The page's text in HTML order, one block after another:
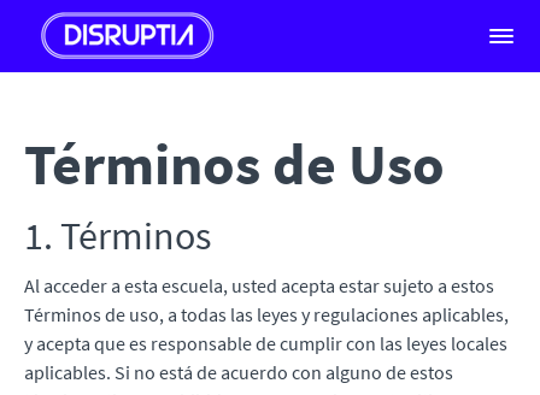
Términos de Uso
1. Términos
Al acceder a esta escuela, usted acepta estar sujeto a estos
Términos de uso, a todas las leyes y regulaciones aplicables,
y acepta que es responsable de cumplir con las leyes locales
aplicables. Si no está de acuerdo con alguno de estos